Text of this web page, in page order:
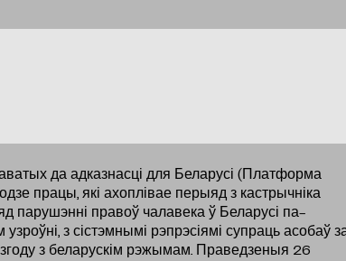
да адказнасці для Беларусі (Платформа
працы, які ахоплівае перыяд з кастрычніка
парушэнні правоў чалавека ў Беларусі па-
з сістэмнымі рэпрэсіямі супраць асобаў
з беларускім рэжымам. Праведзеныя 26